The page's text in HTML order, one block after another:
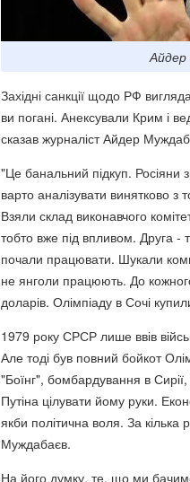
Західні санкції щодо РФ
ви погані. Анексували Крим і
сказав журналіст Айдер
"Це банальний підкуп. Росіяни
варто аналізувати винятково
Взяли склад виконавчого
тобто вже під впливом. Друга -
почали працювати. Шукали
не янголи працюють. До
доларів. Олімпіаду в Сочі
1979 року СРСР лише ввів
Але тоді був повний бойкот
"Боїнг", бомбардування в Сирії,
Путіна цілувати йому руки.
якби політична воля. За
Муждабаєв.
На його думку, те, що ми